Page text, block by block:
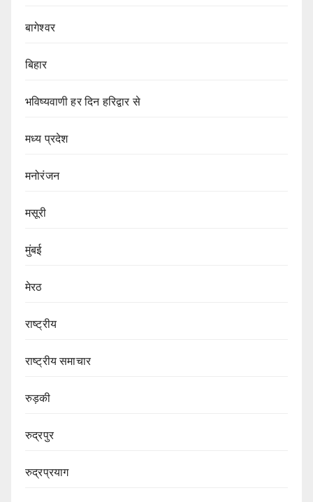
बागेश्वर
बिहार
भविष्यवाणी हर दिन हरिद्वार से
मध्य प्रदेश
मनोरंजन
मसूरी
मुंबई
मेरठ
राष्ट्रीय
राष्ट्रीय समाचार
रुड़की
रुद्रपुर
रुद्रप्रयाग